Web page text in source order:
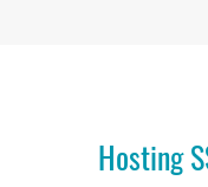
Hosting